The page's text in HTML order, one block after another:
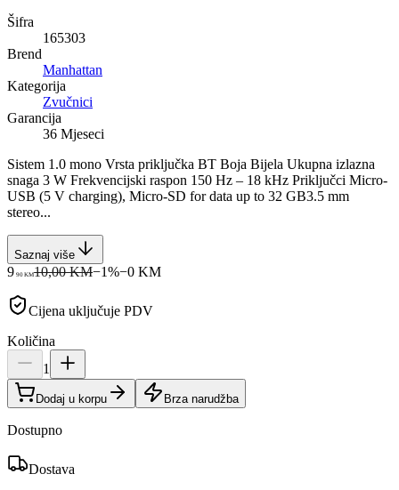
Šifra
165303
Brend
Manhattan
Kategorija
Zvučnici
Garancija
36 Mjeseci
Sistem 1.0 mono Vrsta priključka BT Boja Bijela Ukupna izlazna
snaga 3 W Frekvencijski raspon 150 Hz – 18 kHz Priključci Micro-
USB (5 V charging), Micro-SD for data up to 32 GB3.5 mm
stereo...
Saznaj više
9 90KM10,00 KM−1%−0 KM
Cijena uključuje PDV
Količina
1
Dodaj u korpu Brza narudžba
Dostupno
Dostava